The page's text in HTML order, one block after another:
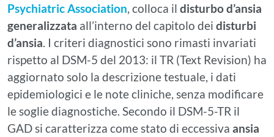
Psychiatric Association, colloca il disturbo d’ansia
generalizzata all’interno del capitolo dei disturbi
d’ansia. I criteri diagnostici sono rimasti invariati
rispetto al DSM-5 del 2013: il TR (Text Revision) ha
aggiornato solo la descrizione testuale, i dati
epidemiologici e le note cliniche, senza modificare
le soglie diagnostiche. Secondo il DSM-5-TR il
GAD si caratterizza come stato di eccessiva ansia